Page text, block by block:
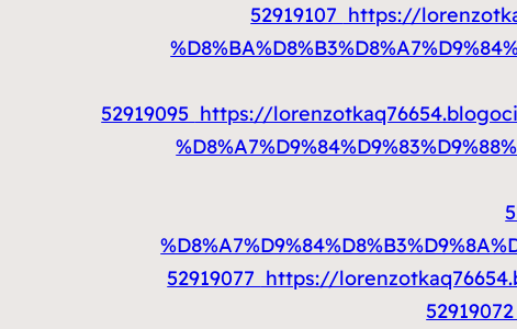
52919107 https://
52919095 https://
52919077 https://
52919072